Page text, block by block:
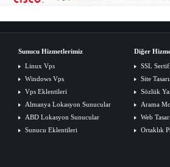
Sunucu Hizmetlerimiz
Diğer
Linux Vps
Windows Vps
Vps Eklentileri
Almanya Lokasyon Sunucular
ABD Lokasyon Sunucular
Sunucu Eklentileri
SSL
Site
Sözlük
Arama
Web
Ortaklık